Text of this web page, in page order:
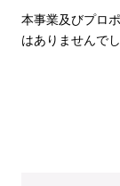
本事業及びプロ
はありませんでし